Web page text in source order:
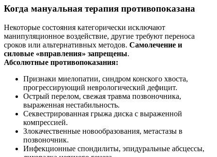
Когда мануальная терапия противопоказана
Некоторые состояния категорически исключают
манипуляционное воздействие, другие требуют переноса
сроков или альтернативных методов. Самолечение и
силовые «вправления» запрещены.
Абсолютные противопоказания:
Признаки миелопатии, синдром конского хвоста,
прогрессирующий неврологический дефицит.
Острый перелом, свежая травма позвоночника,
выраженная нестабильность.
Секвестрированная грыжа диска с выраженной
компрессией.
Злокачественные новообразования, метастазы в
позвоночник.
Инфекционные спондилиты, эпидуральные абсцессы,